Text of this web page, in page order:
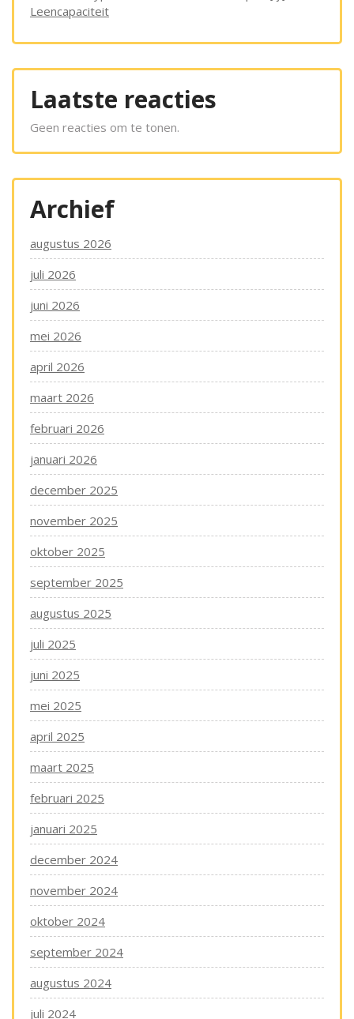
Leencapaciteit
Laatste reacties
Geen reacties om te tonen.
Archief
augustus 2026
juli 2026
juni 2026
mei 2026
april 2026
maart 2026
februari 2026
januari 2026
december 2025
november 2025
oktober 2025
september 2025
augustus 2025
juli 2025
juni 2025
mei 2025
april 2025
maart 2025
februari 2025
januari 2025
december 2024
november 2024
oktober 2024
september 2024
augustus 2024
juli 2024